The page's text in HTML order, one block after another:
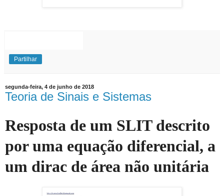
Partilhar
segunda-feira, 4 de junho de 2018
Teoria de Sinais e Sistemas
Resposta de um SLIT descrito
por uma equação diferencial, a
um dirac de área não unitária